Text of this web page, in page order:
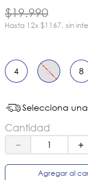
$19.990
12x$1167 sin
4 6 8
Selecciona
Cantidad
＋
－
Agregar al